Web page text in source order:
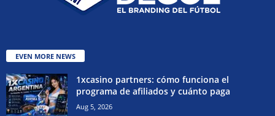
EVEN MORE NEWS
1xcasino partners: cómo funciona el
programa de afiliados y cuánto paga
Aug 5, 2026